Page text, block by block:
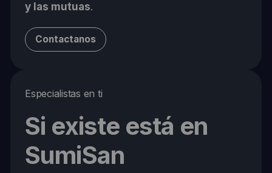
y las mutuas.
Contactanos
Especialistas en ti
Si existe está en
SumiSan